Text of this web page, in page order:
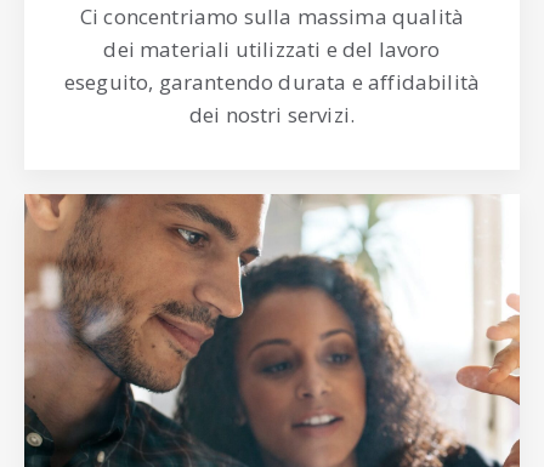
Ci concentriamo sulla massima qualità
dei materiali utilizzati e del lavoro
eseguito, garantendo durata e affidabilità
dei nostri servizi.